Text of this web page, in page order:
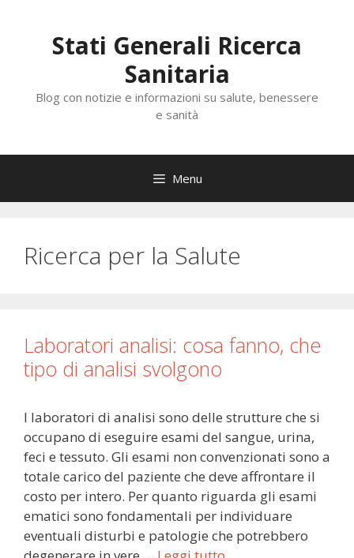
contenutoStati Generali Ricerca
Sanitaria
Blog con notizie e informazioni su salute, benessere
e sanità
Menu
Ricerca per la Salute
Laboratori analisi: cosa fanno, che
tipo di analisi svolgono
I laboratori di analisi sono delle strutture che si
occupano di eseguire esami del sangue, urina,
feci e tessuto. Gli esami non convenzionati sono a
totale carico del paziente che deve affrontare il
costo per intero. Per quanto riguarda gli esami
ematici sono fondamentali per individuare
eventuali disturbi e patologie che potrebbero